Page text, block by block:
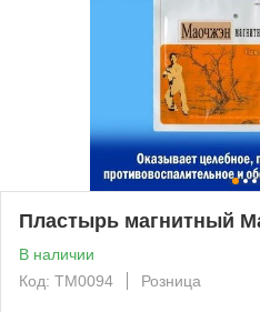
Пластырь магнитный
В наличии
Код: ТМ0094
Розница